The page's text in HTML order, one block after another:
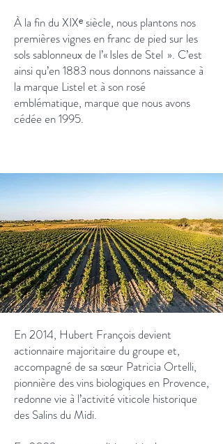
À la fin du XIXᵉ siècle, nous plantons nos
premières vignes en franc de pied sur les
sols sablonneux de l’« Isles de Stel ». C’est
ainsi qu’en 1883 nous donnons naissance à
la marque Listel et à son rosé
emblématique, marque que nous avons
cédée en 1995.
En 2014, Hubert François devient
actionnaire majoritaire du groupe et,
accompagné de sa sœur Patricia Ortelli,
pionnière des vins biologiques en Provence,
redonne vie à l’activité viticole historique
des Salins du Midi.